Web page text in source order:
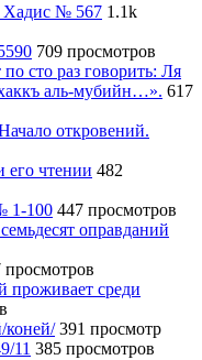
Хадис № 567 1.1k
709 просмотров
сто раз говорить: Ля
аль-мубийн…». 617
откровений.
его чтении 482
1-100 447 просмотров
оправданий
просмотров
проживает среди
коней/ 391 просмотр
11 385 просмотров